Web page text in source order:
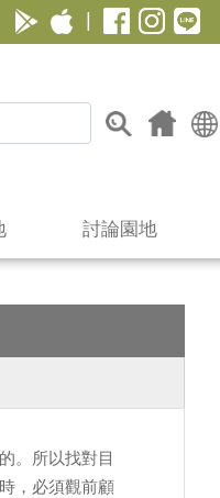
討論園地
。所以找對目
，必須觀前顧